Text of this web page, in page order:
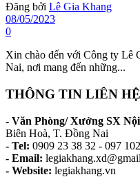
Đăng bởi Lê Gia Khang
08/05/2023
0
Xin chào đến với Công ty Lê
Nai, nơi mang đến những...
THÔNG TIN LIÊN HỆ
- Văn Phòng/ Xưởng SX
Biên Hoà, T. Đồng Nai
- Tel: 0909 23 38 32 - 097
- Email:
- Website: legiakhang.vn